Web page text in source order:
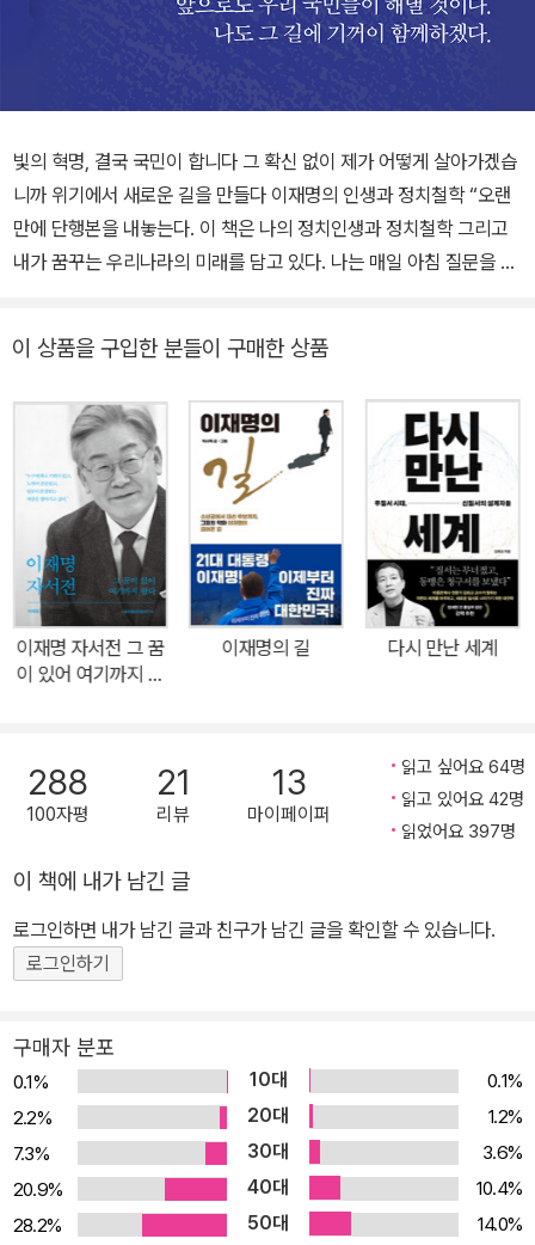
빛의 혁명, 결국 국민이 합니다 그 확신 없이 제가 어떻게 살아가겠습
니까 위기에서 새로운 길을 만들다 이재명의 인생과 정치철학 “오랜
만에 단행본을 내놓는다. 이 책은 나의 정치인생과 정치철학 그리고
내가 꿈꾸는 우리나라의 미래를 담고 있다. 나는 매일 아침 질문을 한
국민들에게 바치는 희망의 노래다.“ - 머리말에서 《결국 국민이 합니
다》는 ‘정치인 이재명’의 인생과 정치철학, 내란을 진압하고 새로운
봄을 맞이한 대한민국이 나아가야 할 방향에 대해 말하고 있다. 이 책
은 그동안 정치인 이재명이 했던 말과 글을 정리했으며 총 5개 장으
로 구성되어 있다. 12·3 비상계엄 선포와 해제, 윤석열 탄핵소추안 의
결, 헌재의 탄핵 심판과 파면 선고까지 긴박했던 시기마다 발표한 긴
급 성명, 기자회견문, 최고위 모두발언 가운데 주요 메시지를 선별하
고, 짧은 소회와 입장을 실었다. 또한 〈오마이TV〉 등과 진행한 인터
뷰를 기반으로 핵심 내용을 재구성했다. 이재명의 인생과 정치철학,
그리고 이재명이 국민과 함께 만들고 싶은 대한민국에 대한 생각이
명’과 우리 민주당의 노력을 기록으로 남겨둘 필요성을 느꼈기 때
문”이라고 밝혔다. ◦◦◦ 《결국 국민이 합니다》는 2024년 12월 3일
‘내란의 밤’부터 윤석열 대통령 탄핵소추안 가결, 2025년 4월 4일
선으로 들여다본다. 비상계엄이 선포되고 국회로 달려가면서 유튜브
라이브 방송을 하게 된 이유, 국회 담을 넘고 본회의장으로 진입하기
까지 숨 막혔던 순간들, 비상계엄 해제안 가결, 미국의 오판을 막기 위
치 못한 피습으로 목숨을 잃을 뻔했으나 기적의 확률로 살아난 이야
기, ‘소년공’ 출신 이재명의 인생항로와 정치 역정, 당대표직에 대한
소회, ‘정치란 무엇인가’라는 근본적인 물음까지 솔직담백하게 털어
놓는다. “정치는 정치인이 하는 것 같아도 결국 국민이 하는 것입니
다.” 이 말은 이재명이 늘 가슴에 새기고 다니는 경구이자 다짐이다.
과거를 후회하지 말고 미래에 집중해야 한다는 이재명에게 지금 대한
이 상품을 구입한 분들이 구매한 상품
이재명 자서전 그 꿈
이 있어 여기까지 왔
이재명의 길 다시 만난 세계
288
100자평
21
리뷰
13
마이페이퍼
읽고 싶어요 64명
읽고 있어요 42명
읽었어요 397명
이 책에 내가 남긴 글
로그인하면 내가 남긴 글과 친구가 남긴 글을 확인할 수 있습니다.
로그인하기
구매자 분포
0.1% 10대
0.1%
2.2%
20대
1.2%
7.3%
30대
3.6%
20.9%
40대
10.4%
28.2%
50대
14.0%